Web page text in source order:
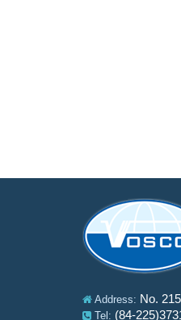
Address: No.
Tel: (84-